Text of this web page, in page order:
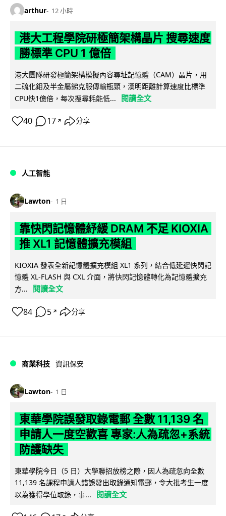
arthur 12 小時
港大工程學院研極簡架構晶片 搜尋速度
勝標準 CPU 1 億倍
港大團隊研發極簡架構模擬內容尋址記憶體（CAM）晶片，用
二硫化鉬及半金屬銻克服傳輸瓶頸，漢明距離計算速度比標準
CPU快1億倍，每次搜尋耗能低...
閱讀全文
40 17 ↗ 分享
人工智能
Lawton 1 日
靠快閃記憶體紓緩 DRAM 不足 KIOXIA
推 XL1 記憶體擴充模組
KIOXIA 發表全新記憶體擴充模組 XL1 系列，結合低延遲快閃記
憶體 XL-FLASH 與 CXL 介面，將快閃記憶體轉化為記憶體擴充
方...
閱讀全文
84 5 ↗ 分享
商業科技 資訊保安
Lawton 1 日
東華學院誤發取錄電郵 全數 11,139 名
申請人一度空歡喜 專家:人為疏忽+系統
防護缺失
東華學院今日（5 日）大學聯招放榜之際，因人為疏忽向全數
11,139 名課程申請人錯誤發出取錄通知電郵，令大批考生一度
以為獲得學位取錄，事...
閱讀全文